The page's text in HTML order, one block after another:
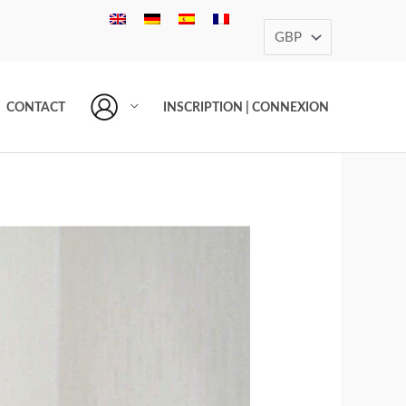
CONTACT INSCRIPTION | CONNEXION